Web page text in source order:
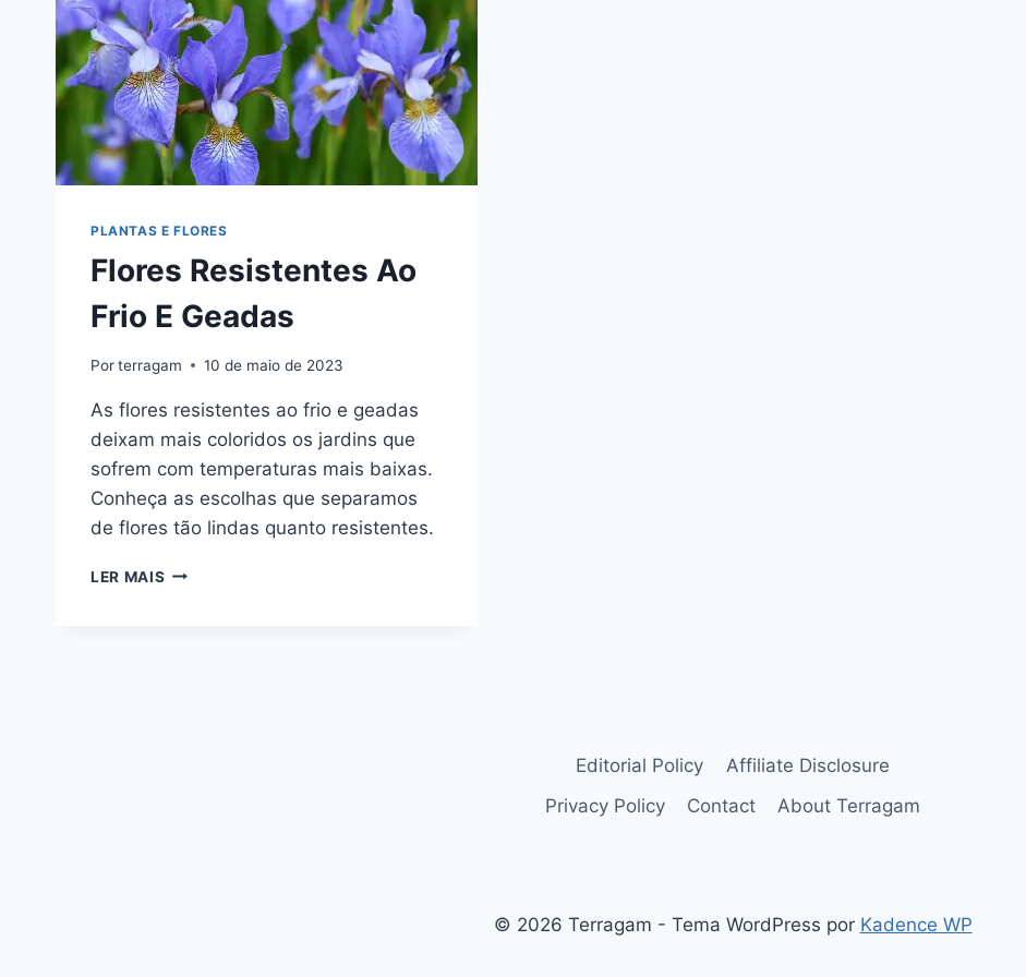
PLANTAS E FLORES
Flores Resistentes Ao
Frio E Geadas
Porterragam 10 de maio de 2023
As flores resistentes ao frio e geadas
deixam mais coloridos os jardins que
sofrem com temperaturas mais baixas.
Conheça as escolhas que separamos
de flores tão lindas quanto resistentes.
LER MAIS FLORES
Editorial Policy
Affiliate Disclosure
Privacy Policy
Contact About Terragam
© 2026 Terragam - Tema WordPress por Kadence WP